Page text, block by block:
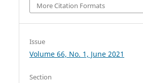
More Citation Formats
Issue
Volume 66, No. 1, June 2021
Section